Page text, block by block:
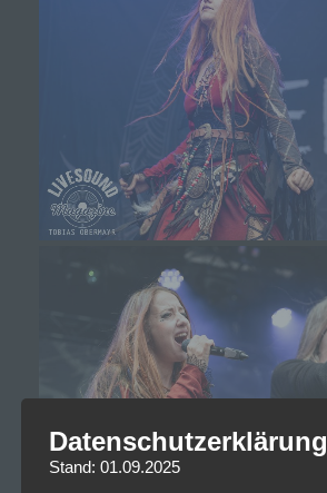
Datenschutzerklärung
Stand: 01.09.2025